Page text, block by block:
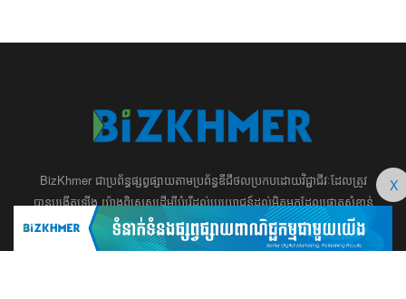
BizKhmer ​ជា​​ប្រព័ន្ធ​ផ្សព្វផ្សាយ​តាម​ប្រព័ន្ធ​ឌីជីថល​​​ប្រកប​ដោយ​វិជ្ជាជីវៈ​ដែល​​​ត្រូវ​
បាន​បង្កើតឡើង យ៉ាង​ពិសេស​​ដើម្បី​បំរើ​ដល់​ប្រយោជន៍​​​ដល់​មិត្ត​អ្នក​ដែល​ផ្ដោត​សំខាន់​
ទៅ​លើ​អត្ថបទ​ សហគ្រិន​ភាព អប់រំ ​​អាជីវកម្ម​ ​ការ​វិនិយោគ​ ​អភិវឌ្ឍន៍​អាជីព​ និង​
អចលនទ្រព្យ។ ​ក្រុម​​ការងារ​របស់​យើង​ ​​ មាន​ឆន្ទៈ​​មុតមាំ​​​ក្នុង​​ការ​សរសេរ​​អត្ថបទ​​ ដែល​
X